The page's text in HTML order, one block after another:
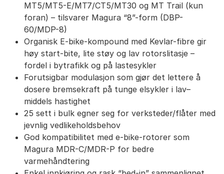
MT5/MT5-E/MT7/CT5/MT30 og MT Trail (kun
foran) – tilsvarer Magura “8”-form (DBP-
60/MDP-8)
Organisk E-bike-kompound med Kevlar-fibre gir
høy start-bite, lite støy og lav rotorslitasje –
fordel i bytrafikk og på lastesykler
Forutsigbar modulasjon som gjør det lettere å
dosere bremsekraft på tunge elsykler i lav–
middels hastighet
25 sett i bulk egner seg for verksteder/flåter med
jevnlig vedlikeholdsbehov
God kompatibilitet med e-bike-rotorer som
Magura MDR-C/MDR-P for bedre
varmehåndtering